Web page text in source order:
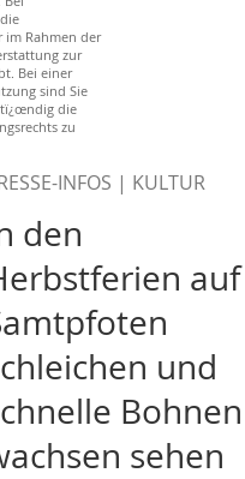
Rahmen der
zur
Bei einer
sind Sie
die
zu
INFOS | KULTUR
den
auf
und
Bohnen
sehen